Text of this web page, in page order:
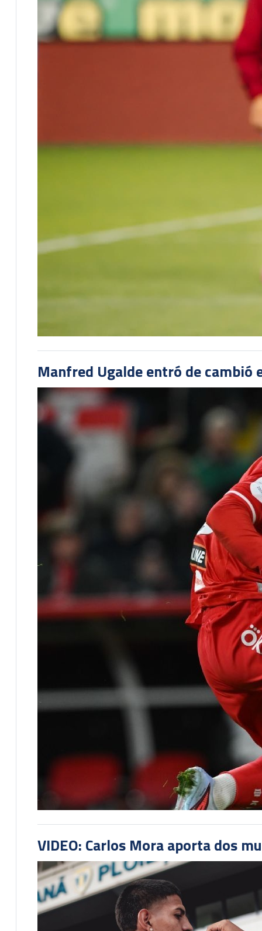
Manfred Ugalde entró de cambió
VIDEO: Carlos Mora aporta dos